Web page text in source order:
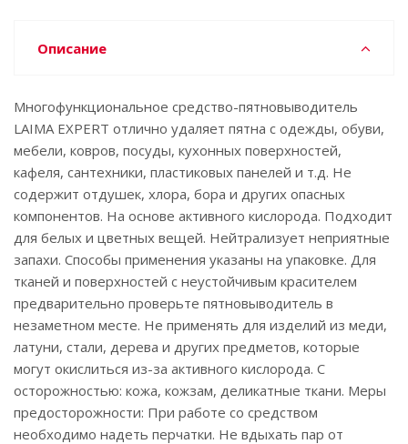
Описание
Многофункциональное средство-пятновыводитель
LAIMA EXPERT отлично удаляет пятна c одежды, обуви,
мебели, ковров, посуды, кухонных поверхностей,
кафеля, сантехники, пластиковых панелей и т.д. Не
содержит отдушек, хлора, бора и других опасных
компонентов. На основе активного кислорода. Подходит
для белых и цветных вещей. Нейтрализует неприятные
запахи. Способы применения указаны на упаковке. Для
тканей и поверхностей с неустойчивым красителем
предварительно проверьте пятновыводитель в
незаметном месте. Не применять для изделий из меди,
латуни, стали, дерева и других предметов, которые
могут окислиться из-за активного кислорода. С
осторожностью: кожа, кожзам, деликатные ткани. Меры
предосторожности: При работе со средством
необходимо надеть перчатки. Не вдыхать пар от